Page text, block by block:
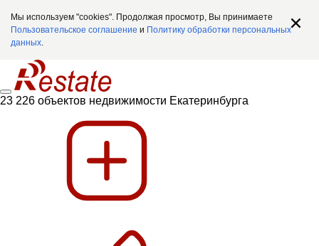
Мы используем "cookies". Продолжая просмотр, Вы принимаете
Пользовательское соглашение и Политику обработки персональных
данных.
23 226 объектов недвижимости Екатеринбурга